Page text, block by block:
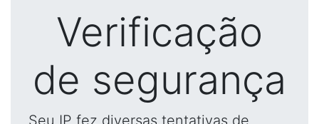
Verificação
de segurança
Seu IP fez diversas tentativas de